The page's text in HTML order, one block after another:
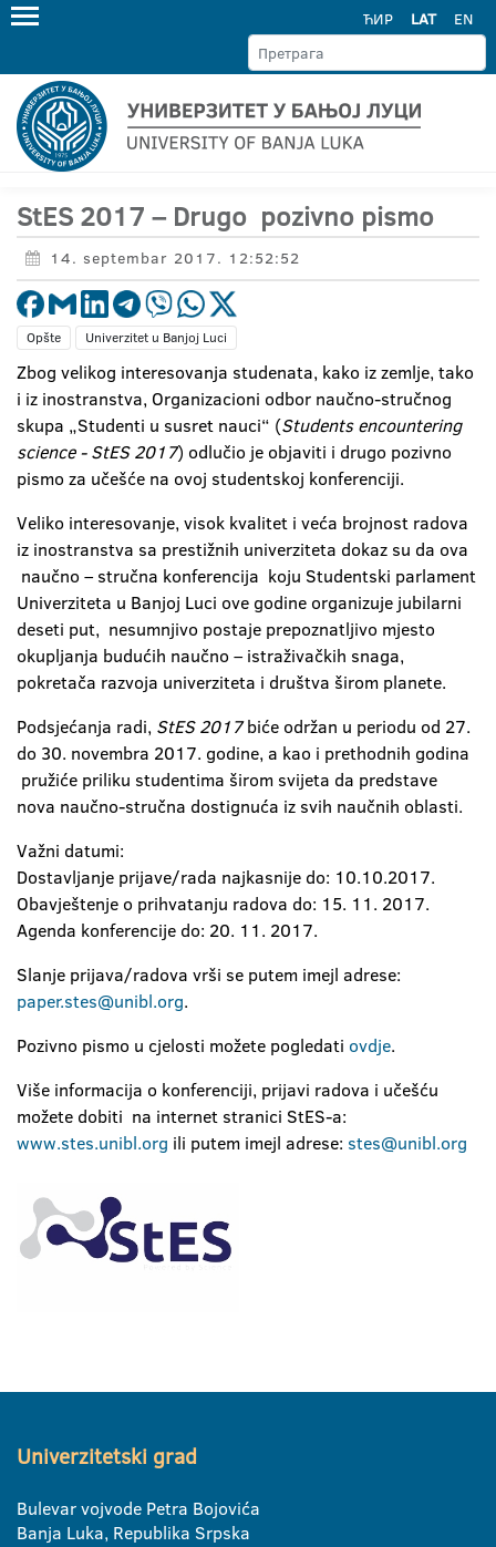
ЋИР LAT EN
StES 2017 – Drugo pozivno pismo
14. septembar 2017. 12:52:52
Opšte Univerzitet u Banjoj Luci
Zbog velikog interesovanja studenata, kako iz zemlje, tako
i iz inostranstva, Organizacioni odbor naučno-stručnog
skupa „Studenti u susret nauci“ (Students encountering
science - StES 2017) odlučio je objaviti i drugo pozivno
pismo za učešće na ovoj studentskoj konferenciji.
Veliko interesovanje, visok kvalitet i veća brojnost radova
iz inostranstva sa prestižnih univerziteta dokaz su da ova
naučno – stručna konferencija koju Studentski parlament
Univerziteta u Banjoj Luci ove godine organizuje jubilarni
deseti put, nesumnjivo postaje prepoznatljivo mjesto
okupljanja budućih naučno – istraživačkih snaga,
pokretača razvoja univerziteta i društva širom planete.
Podsjećanja radi, StES 2017biće održan u periodu od 27.
do 30. novembra 2017. godine, a kao i prethodnih godina
pružiće priliku studentima širom svijeta da predstave
nova naučno-stručna dostignuća iz svih naučnih oblasti.
Važni datumi:
Dostavljanje prijave/rada najkasnije do: 10.10.2017.
Obavještenje o prihvatanju radova do: 15. 11. 2017.
Agenda konferencije do: 20. 11. 2017.
Slanje prijava/radova vrši se putem imejl adrese:
paper.stes@unibl.org.
Pozivno pismo u cjelosti možete pogledati ovdje.
Više informacija o konferenciji, prijavi radova i učešću
možete dobiti na internet stranici StES-a:
www.stes.unibl.org ili putem imejl adrese: stes@unibl.org
Univerzitetski grad
Bulevar vojvode Petra Bojovića
Banja Luka, Republika Srpska